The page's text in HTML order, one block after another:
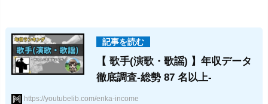
【 歌手(演歌・歌謡) 】年収データ
徹底調査-総勢 87 名以上-
https://youtubelib.com/enka-income